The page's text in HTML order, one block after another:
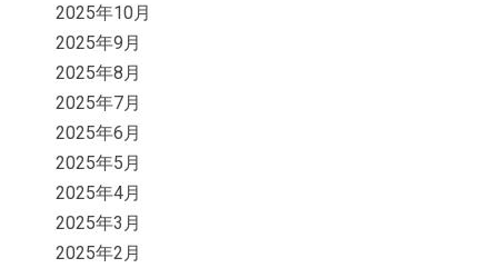
2025年10月
2025年9月
2025年8月
2025年7月
2025年6月
2025年5月
2025年4月
2025年3月
2025年2月